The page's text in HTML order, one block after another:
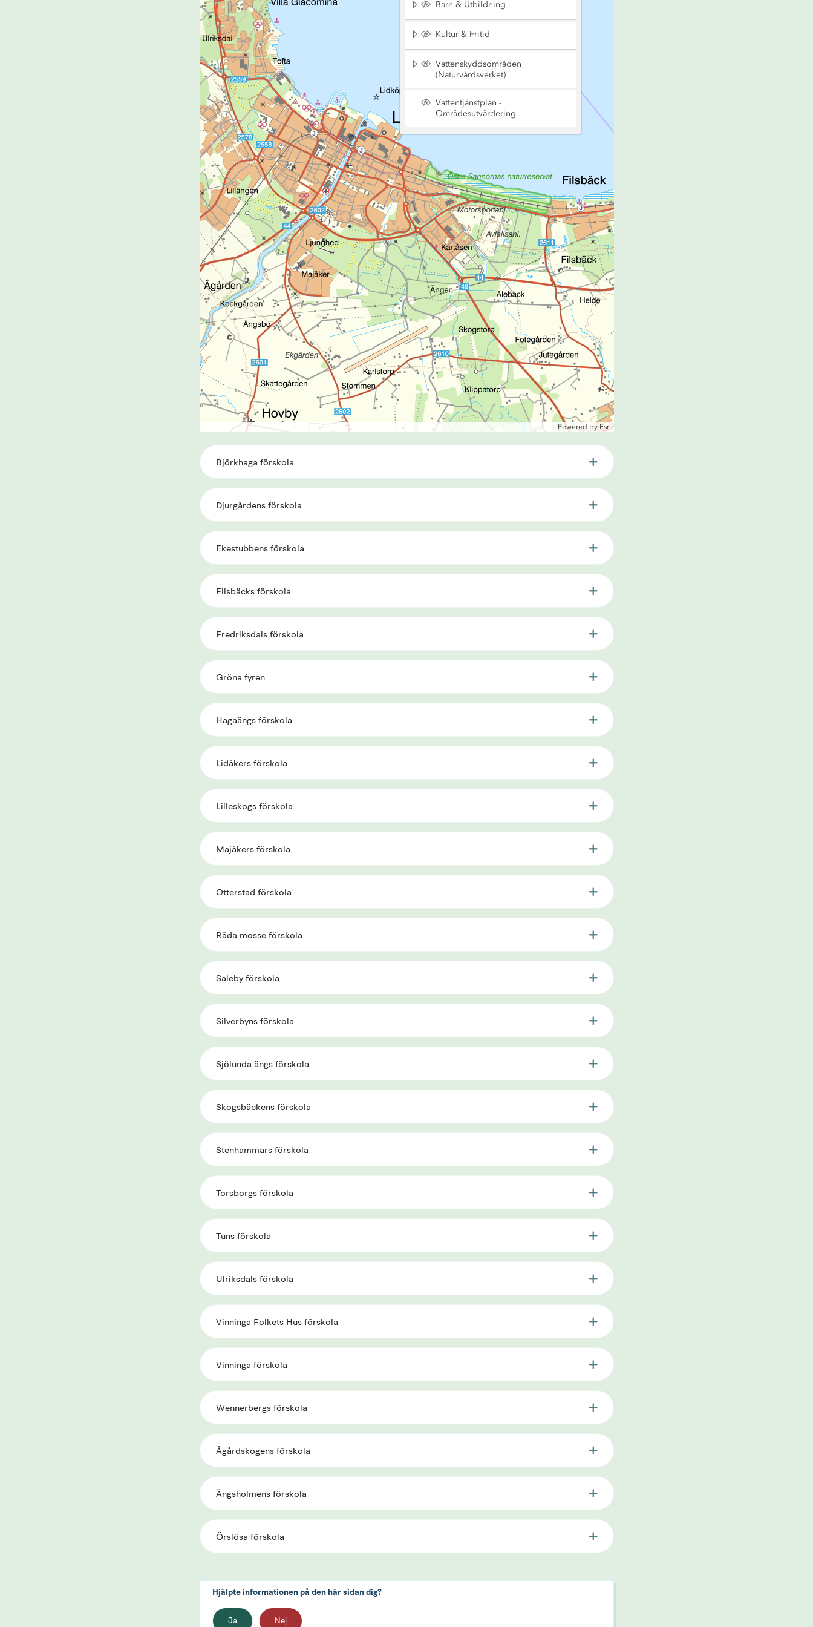
Björkhaga förskola
Djurgårdens förskola
Ekestubbens förskola
Filsbäcks förskola
Fredriksdals förskola
Gröna fyren
Hagaängs förskola
Lidåkers förskola
Lilleskogs förskola
Majåkers förskola
Otterstad förskola
Råda mosse förskola
Saleby förskola
Silverbyns förskola
Sjölunda ängs förskola
Skogsbäckens förskola
Stenhammars förskola
Torsborgs förskola
Tuns förskola
Ulriksdals förskola
Vinninga Folkets Hus förskola
Vinninga förskola
Wennerbergs förskola
Ågårdskogens förskola
Ängsholmens förskola
Örslösa förskola
Hjälpte informationen på den här sidan dig?
Ja Nej